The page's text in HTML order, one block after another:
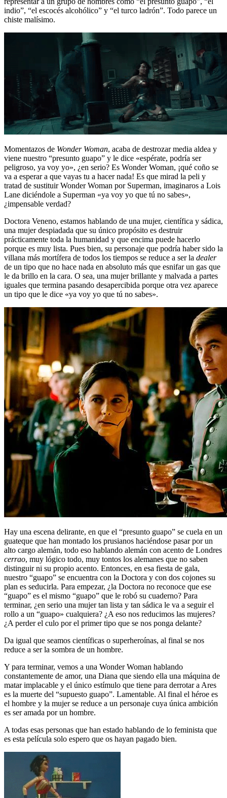
indio”, “el escocés alcohólico” y “el turco ladrón”. Todo parece un
chiste malísimo.
Momentazos de Wonder Woman, acaba de destrozar media aldea y
viene nuestro “presunto guapo” y le dice «espérate, podría ser
peligroso, ya voy yo», ¿en serio? Es Wonder Woman, ¡qué coño se
va a esperar a que vayas tu a hacer nada! Es que mirad la peli y
tratad de sustituir Wonder Woman por Superman, imaginaros a Lois
Lane diciéndole a Superman «ya voy yo que tú no sabes»,
¿impensable verdad?
Doctora Veneno, estamos hablando de una mujer, científica y sádica,
una mujer despiadada que su único propósito es destruir
prácticamente toda la humanidad y que encima puede hacerlo
porque es muy lista. Pues bien, su personaje que podría haber sido la
villana más mortífera de todos los tiempos se reduce a ser la dealer
de un tipo que no hace nada en absoluto más que esnifar un gas que
le da brillo en la cara. O sea, una mujer brillante y malvada a partes
iguales que termina pasando desapercibida porque otra vez aparece
un tipo que le dice «ya voy yo que tú no sabes».
Hay una escena delirante, en que el “presunto guapo” se cuela en un
guateque que han montado los prusianos haciéndose pasar por un
alto cargo alemán, todo eso hablando alemán con acento de Londres
cerrao, muy lógico todo, muy tontos los alemanes que no saben
distinguir ni su propio acento. Entonces, en esa fiesta de gala,
nuestro “guapo” se encuentra con la Doctora y con dos cojones su
plan es seducirla. Para empezar, ¿la Doctora no reconoce que ese
“guapo” es el mismo “guapo” que le robó su cuaderno? Para
terminar, ¿en serio una mujer tan lista y tan sádica le va a seguir el
rollo a un “guapo» cualquiera? ¿A eso nos reducimos las mujeres?
¿A perder el culo por el primer tipo que se nos ponga delante?
Da igual que seamos científicas o superheroínas, al final se nos
reduce a ser la sombra de un hombre.
Y para terminar, vemos a una Wonder Woman hablando
constantemente de amor, una Diana que siendo ella una máquina de
matar implacable y el único estímulo que tiene para derrotar a Ares
es la muerte del “supuesto guapo”. Lamentable. Al final el héroe es
el hombre y la mujer se reduce a un personaje cuya única ambición
es ser amada por un hombre.
A todas esas personas que han estado hablando de lo feminista que
es esta película solo espero que os hayan pagado bien.